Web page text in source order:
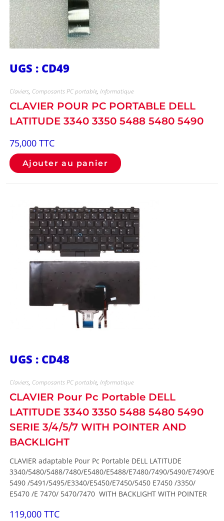
UGS : CD49
Claviers, Composants PC portable, Informatique
CLAVIER POUR PC PORTABLE DELL
LATITUDE 3340 3350 5488 5480 5490
75,000 TTC
Ajouter au panier
UGS : CD48
Claviers, Composants PC portable, Informatique
CLAVIER Pour Pc Portable DELL
LATITUDE 3340 3350 5488 5480 5490
SERIE 3/4/5/7 WITH POINTER AND
BACKLIGHT
CLAVIER adaptable Pour Pc Portable DELL LATITUDE
3340/5480/5488/7480/E5480/E5488/E7480/7490/5490/E7490/E
5490 /5491/5495/E3340/E5450/E7450/5450 E7450 /3350/
E5470 /E 7470/ 5470/7470 WITH BACKLIGHT WITH POINTER
119,000 TTC